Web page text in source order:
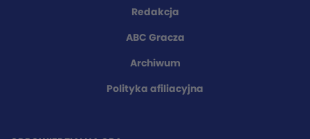
Redakcja
ABC Gracza
Archiwum
Polityka afiliacyjna